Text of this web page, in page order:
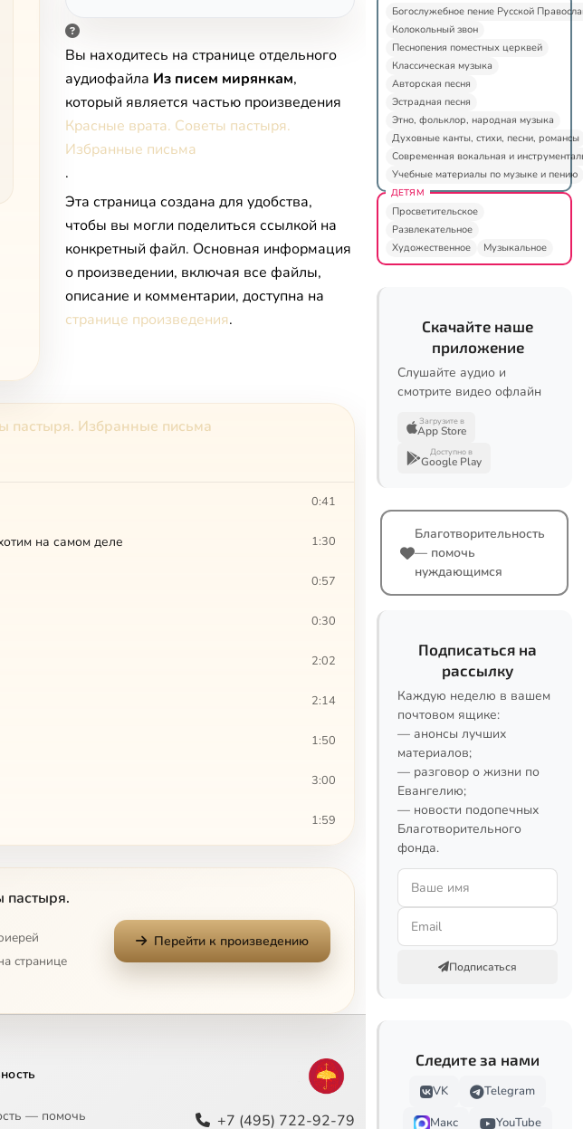
Вы находитесь на странице отдельного
аудиофайла Из писем мирянкам,
который является частью произведения
Красные врата. Советы пастыря.
Избранные письма
.
Эта страница создана для удобства,
чтобы вы могли поделиться ссылкой на
конкретный файл. Основная информация
о произведении, включая все файлы,
описание и комментарии, доступна на
странице произведения.
пастыря. Избранные письма
0:41
на самом деле 1:30
0:57
0:30
2:02
2:14
1:50
3:00
1:59
2:21
1:47
1:15
пастыря.
странице
Перейти к произведению
— помочь
+7 (495) 722-92-79
Богослужебное пение Русской
Колокольный звон
Песнопения поместных церквей
Классическая музыка
Авторская песня
Эстрадная песня
Этно, фольклор, народная музыка
Духовные канты, стихи, песни, романсы
Современная вокальная и
Учебные материалы по музыке и пению
ДЕТЯМ
Просветительское
Развлекательное
Художественное
Музыкальное
Скачайте наше
приложение
Слушайте аудио и
смотрите видео офлайн
Загрузите в
App Store
Доступно в
Google Play
Благотворительность
— помочь
нуждающимся
Подписаться на
рассылку
Каждую неделю в вашем
почтовом ящике:
— анонсы лучших
материалов;
— разговор о жизни по
Евангелию;
— новости подопечных
Благотворительного
фонда.
Подписаться
Следите за нами
VK
Telegram
Макс
YouTube